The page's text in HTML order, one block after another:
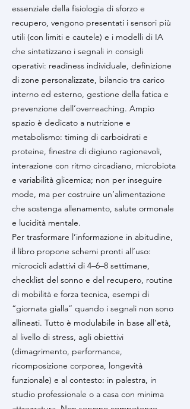
essenziale della fisiologia di sforzo e
recupero, vengono presentati i sensori più
utili (con limiti e cautele) e i modelli di IA
che sintetizzano i segnali in consigli
operativi: readiness individuale, definizione
di zone personalizzate, bilancio tra carico
interno ed esterno, gestione della fatica e
prevenzione dell’overreaching. Ampio
spazio è dedicato a nutrizione e
metabolismo: timing di carboidrati e
proteine, finestre di digiuno ragionevoli,
interazione con ritmo circadiano, microbiota
e variabilità glicemica; non per inseguire
mode, ma per costruire un’alimentazione
che sostenga allenamento, salute ormonale
e lucidità mentale.
Per trasformare l’informazione in abitudine,
il libro propone schemi pronti all’uso:
microcicli adattivi di 4–6–8 settimane,
checklist del sonno e del recupero, routine
di mobilità e forza tecnica, esempi di
“giornata gialla” quando i segnali non sono
allineati. Tutto è modulabile in base all’età,
al livello di stress, agli obiettivi
(dimagrimento, performance,
ricomposizione corporea, longevità
funzionale) e al contesto: in palestra, in
studio professionale o a casa con minima